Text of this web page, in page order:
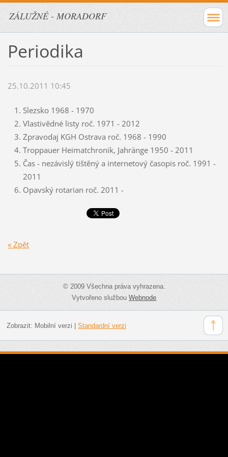
ZÁLUŽNÉ - MORADORF
Periodika
25.10.2011 10:45
Slezsko 1968 - 1970
Vlastivědné listy roč. 1971 - 2012
Zpravodaj KGH Ostrava roč. 1968 - 1990
Troppauer Heimatchronik, Jahränge 1950 - 2011
Čas - nezávislý tištěný a internetový časopis roč. 1991 -
2011
Opavský rotarian roč. 2011 -
« Zpět
© 2009 Všechna práva vyhrazena.
Vytvořeno službouWebnode
Zobrazit: Mobilní verzi Standardní verzi